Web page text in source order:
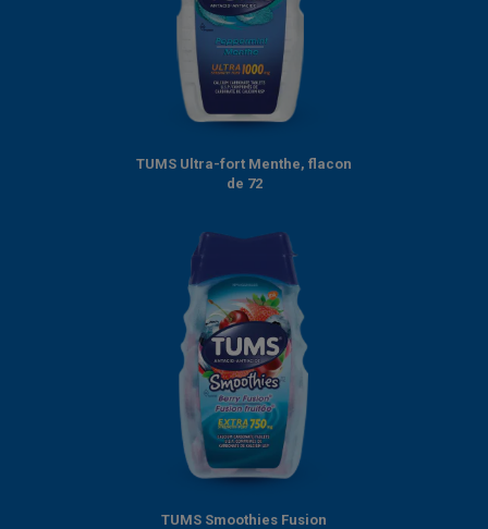
TUMS Ultra-fort Menthe, flacon
de 72
TUMS Smoothies Fusion